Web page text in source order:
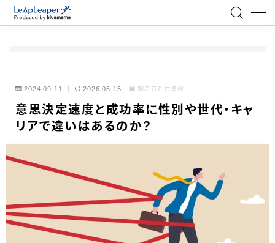
エンジニア
テクノロジー
2024.09.11 2026.05.15 働き方と仕事術
意思決定速度と成功率に性別や世代・キャ
リアで違いはあるのか？